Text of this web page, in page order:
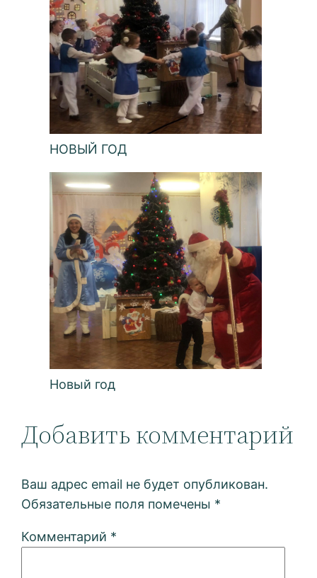
НОВЫЙ ГОД
Новый год
Добавить комментарий
Ваш адрес email не будет опубликован.
Обязательные поля помечены *
Комментарий *